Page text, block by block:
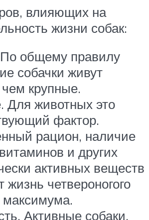
влияющих на
жизни собак:
общему правилу
собачки живут
крупные.
Для животных это
фактор.
рацион, наличие
и других
активных веществ
жизнь четвероногого
максимума.
Активные собаки,